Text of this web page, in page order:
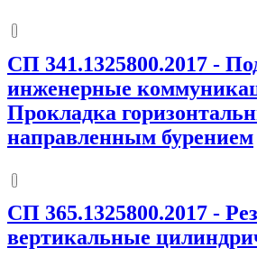
СП 341.1325800.2017 -
инженерные
Прокладка
направленным бурением
СП 365.1325800.2017 -
вертикальные